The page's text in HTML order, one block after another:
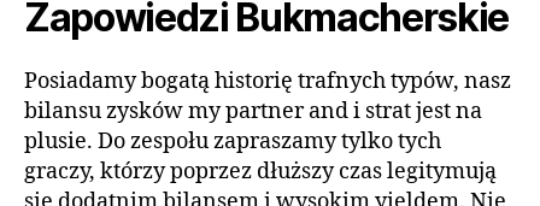
Zapowiedzi Bukmacherskie
Posiadamy bogatą historię trafnych typów, nasz
bilansu zysków my partner and i strat jest na
plusie. Do zespołu zapraszamy tylko tych
graczy, którzy poprzez dłuższy czas legitymują